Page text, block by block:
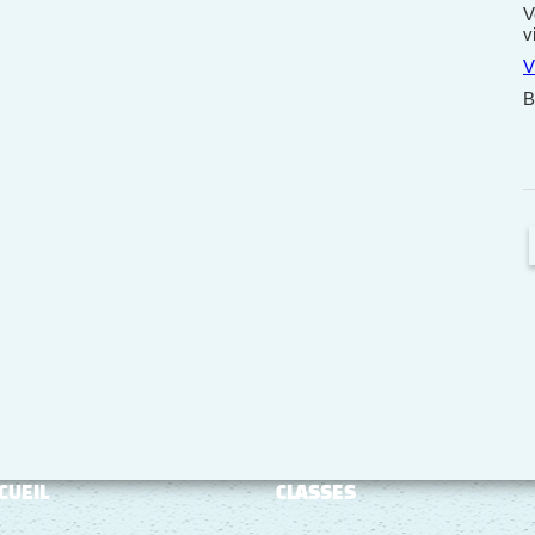
CLASSES